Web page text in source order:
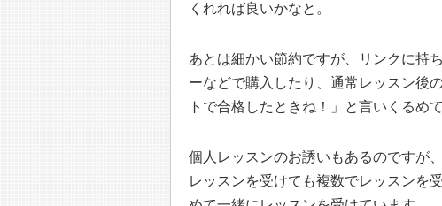
くれれば良いかなと。
あとは細かい節約ですが、リンクに持
ーなどで購入したり、通常レッスン後
トで合格したときね！」と言いくるめ
個人レッスンのお誘いもあるのですが
レッスンを受けても複数でレッスンを